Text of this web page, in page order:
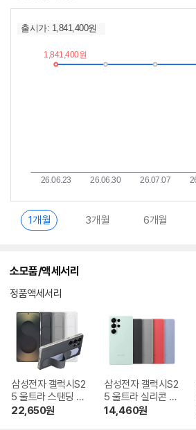
최
가
이
란?
1개월 3개월 6개월
소모품/액세서리
정품액세서리
삼성전자 갤럭시S2
5 울트라 스탠딩 그
립 케이스 EF-GS9
22,650원
삼성전자 갤럭시S2
5 울트라 실리콘 케
이스 EF-PS938
14,460원